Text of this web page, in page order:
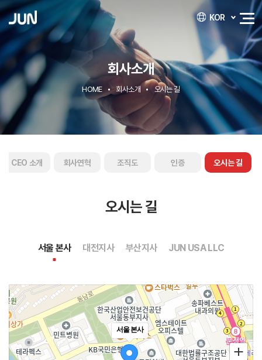
KOR
회사소개
HOME 회사소개 오시는 길
CEO 소개 회사연혁 조직도 인증 오시는 길
오시는 길
서울 본사 대전지사 부산지사 JUN USA LLC